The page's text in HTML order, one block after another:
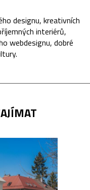
designu, kreativních
interiérů,
webdesignu, dobré